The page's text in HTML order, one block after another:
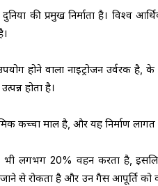
की प्रमुख निर्माता है। विश्व
होने वाला नाइट्रोजन उर्वरक है,
होता है।
कच्चा माल है, और यह निर्माण
लगभग 20% वहन करता है,
जाने से रोकता है और उन गैस आपूर्ति